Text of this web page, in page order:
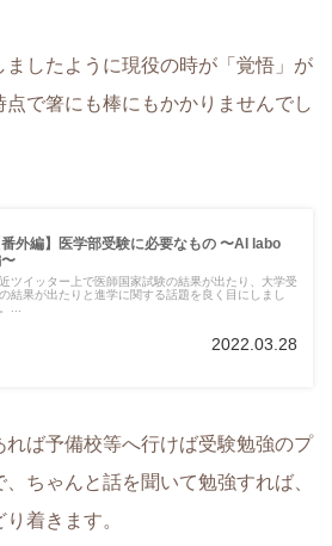
したように現役の時が「覚悟」が
点で箸にも棒にもかかりませんでし
番外編】医学部受験に必要なもの 〜AI labo
ツイッター上で医師国家試験の結果が出たり、大学受
結果が出たりと進学に関する話題を良く目にしまし
...
2022.03.28
ば予備校等へ行けば受験勉強のプ
ちゃんと話を聞いて勉強すれば、
着きます。